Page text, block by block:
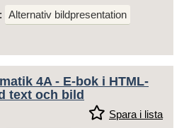
Alternativ bildpresentation
4A - E-bok i HTML-
text och bild
Spara i lista